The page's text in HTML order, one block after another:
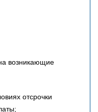
возникающие
отсрочки